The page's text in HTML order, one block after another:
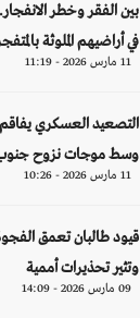
بين الفقر وخطر
في أراضيهم الملوثة
11 مارس 2026 - 11:19
التصعيد العسكري
وسط موجات نزوح جنوب
11 مارس 2026 - 10:26
قيود طالبان تعمق
وتثير تحذيرات أممية
09 مارس 2026 - 14:09